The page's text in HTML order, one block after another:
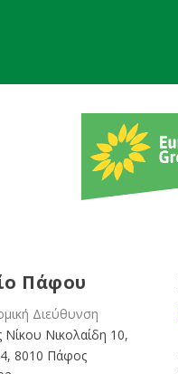
Πάφου
Νικολαίδη 10,
8010 Πάφος